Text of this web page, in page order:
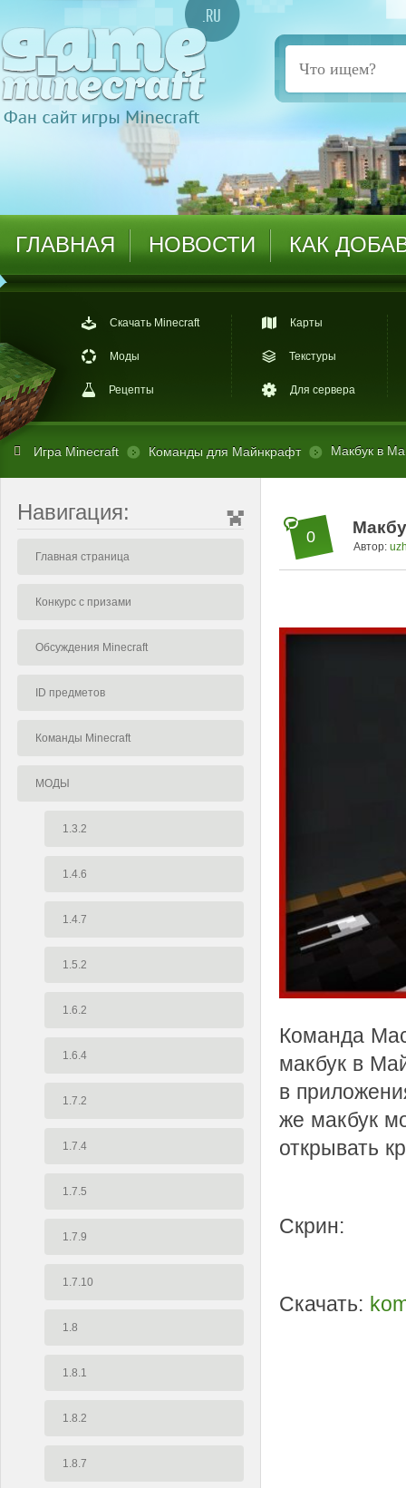
ГЛАВНАЯ НОВОСТИ КАК
Скачать Minecraft
Моды
Рецепты
Карты
Текстуры
Для сервера
Игра Minecraft Команды для Майнкрафт Макбук в
Навигация:
Главная страница
Конкурс с призами
Обсуждения Minecraft
ID предметов
Команды Minecraft
МОДЫ
1.3.2
1.4.6
1.4.7
1.5.2
1.6.2
1.6.4
1.7.2
1.7.4
1.7.5
1.7.9
1.7.10
1.8
1.8.1
1.8.2
1.8.7
0
Автор:
Команда
макбук в
в
же макбук
открывать
Скрин:
Скачать: